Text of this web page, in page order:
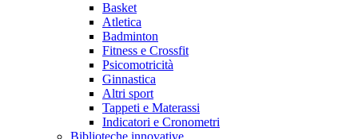
Basket
Atletica
Badminton
Fitness e Crossfit
Psicomotricità
Ginnastica
Altri sport
Tappeti e Materassi
Indicatori e Cronometri
Biblioteche innovative